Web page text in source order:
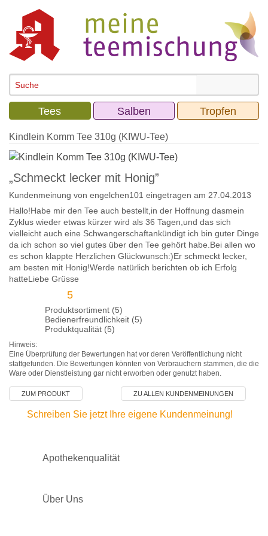
Tees Salben Tropfen
Kindlein Komm Tee 310g (KIWU-Tee)
„Schmeckt lecker mit Honig”
Kundenmeinung von engelchen101 eingetragen am 27.04.2013
Hallo!Habe mir den Tee auch bestellt,in der Hoffnung dasmein
Zyklus wieder etwas kürzer wird als 36 Tagen,und das sich
vielleicht auch eine Schwangerschaftankündigt ich bin guter Dinge
da ich schon so viel gutes über den Tee gehört habe.Bei allen wo
es schon klappte Herzlichen Glückwunsch:)Er schmeckt lecker,
am besten mit Honig!Werde natürlich berichten ob ich Erfolg
hatteLiebe Grüsse
5
Produktsortiment (5)
Bedienerfreundlichkeit (5)
Produktqualität (5)
Hinweis:
Eine Überprüfung der Bewertungen hat vor deren Veröffentlichung nicht
stattgefunden. Die Bewertungen könnten von Verbrauchern stammen, die die
Ware oder Dienstleistung gar nicht erworben oder genutzt haben.
ZUM PRODUKT ZU ALLEN KUNDENMEINUNGEN
Schreiben Sie jetzt Ihre eigene Kundenmeinung!
Apothekenqualität
Über Uns